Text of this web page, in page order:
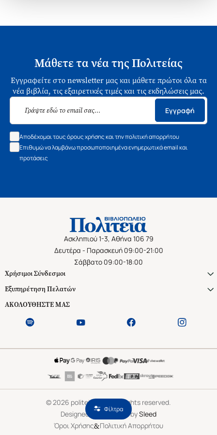
Φίλτρα
Μάθετε τα νέα της Πολιτείας
Εγγραφείτε στο newsletter μας και μάθετε πρώτοι όλα τα
νέα βιβλία, τις εξαιρετικές τιμές και τις εκδηλώσεις μας.
Εγγραφή
Αποδέχομαι τους όρους χρήσης και την πολιτική απορρήτου
Επιθυμώ να λαμβάνω προσωποποιημένα ενημερωτικά email και
προτάσεις
Ασκληπιού 1-3, Αθήνα 106 79
Δευτέρα - Παρασκευή 09:00-21:00
Σάββατο 09:00-18:00
Χρήσιμοι Σύνδεσμοι
Εξυπηρέτηση Πελατών
ΑΚΟΛΟΥΘΗΣΤΕ ΜΑΣ
©2026 politeianet.gr All rights reserved.
Designed & Developed bySleed
Όροι Χρήσης&Πολιτική Απορρήτου